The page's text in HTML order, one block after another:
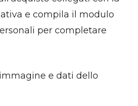
e compila il modulo
per completare
e dati dello